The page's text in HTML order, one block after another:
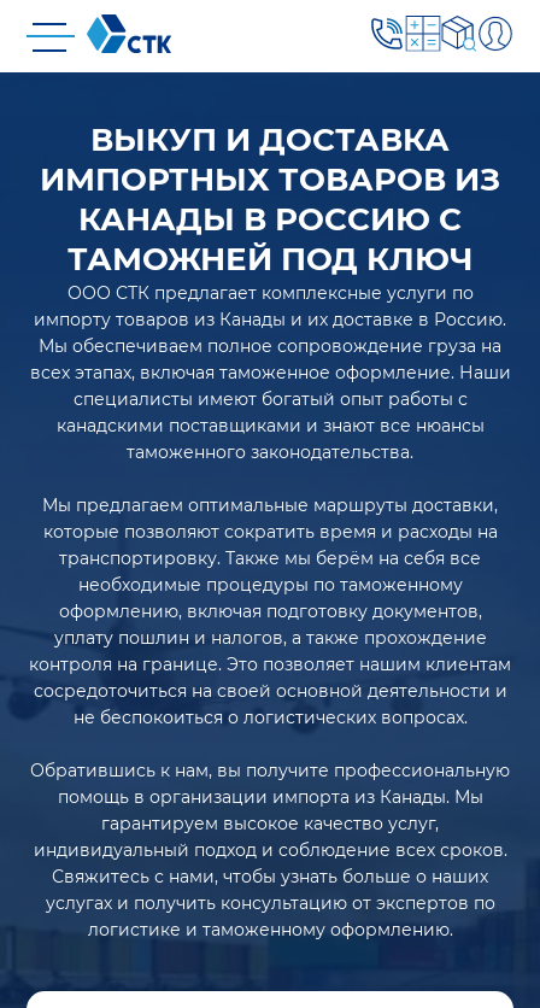
ВЫКУП И ДОСТАВКА
ИМПОРТНЫХ ТОВАРОВ ИЗ
КАНАДЫ В РОССИЮ С
ТАМОЖНЕЙ ПОД КЛЮЧ
ООО СТК предлагает комплексные услуги по
импорту товаров из Канады и их доставке в Россию.
Мы обеспечиваем полное сопровождение груза на
всех этапах, включая таможенное оформление. Наши
специалисты имеют богатый опыт работы с
канадскими поставщиками и знают все нюансы
таможенного законодательства.
Мы предлагаем оптимальные маршруты доставки,
которые позволяют сократить время и расходы на
транспортировку. Также мы берём на себя все
необходимые процедуры по таможенному
оформлению, включая подготовку документов,
уплату пошлин и налогов, а также прохождение
контроля на границе. Это позволяет нашим клиентам
сосредоточиться на своей основной деятельности и
не беспокоиться о логистических вопросах.
Обратившись к нам, вы получите профессиональную
помощь в организации импорта из Канады. Мы
гарантируем высокое качество услуг,
индивидуальный подход и соблюдение всех сроков.
Свяжитесь с нами, чтобы узнать больше о наших
услугах и получить консультацию от экспертов по
логистике и таможенному оформлению.